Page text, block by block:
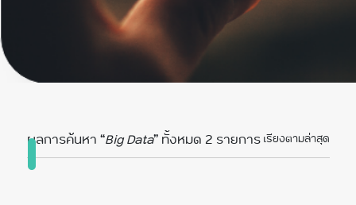
ผลการค้นหา “Big Data” ทั้งหมด 2 รายการ เรียงตามล่าสุด